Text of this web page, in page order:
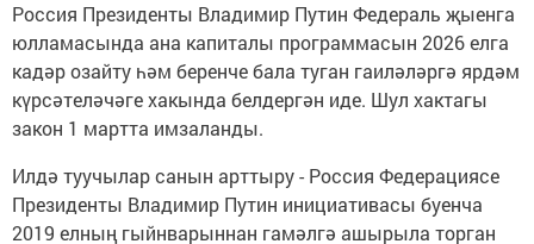
Россия Президенты Владимир Путин Федераль җыенга
юлламасында ана капиталы программасын 2026 елга
кадәр озайту һәм беренче бала туган гаиләләргә ярдәм
күрсәтеләчәге хакында белдергән иде. Шул хактагы
закон 1 мартта имзаланды.
Илдә туучылар санын арттыру - Россия Федерациясе
Президенты Владимир Путин инициативасы буенча
2019 елның гыйнварыннан гамәлгә ашырыла торган